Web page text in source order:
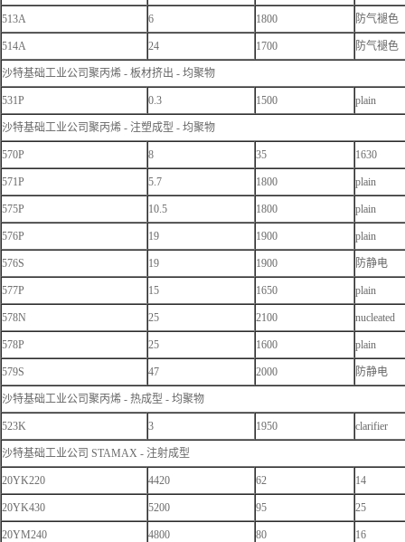
513A 6 1800 防气褪色
514A 24 1700 防气褪色
沙特基础工业公司聚丙烯 - 板材挤出 - 均聚物
531P 0.3 1500 plain
沙特基础工业公司聚丙烯 - 注塑成型 - 均聚物
570P 8 35 1630
571P 5.7 1800 plain
575P 10.5 1800 plain
576P 19 1900 plain
576S 19 1900 防静电
577P 15 1650 plain
578N 25 2100 nucleated
578P 25 1600 plain
579S 47 2000 防静电
沙特基础工业公司聚丙烯 - 热成型 - 均聚物
523K 3 1950 clarifier
沙特基础工业公司 STAMAX - 注射成型
20YK220 4420 62 14
20YK430 5200 95 25
20YM240 4800 80 16